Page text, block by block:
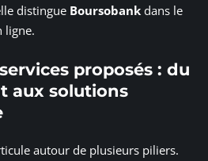
distingue Boursobank dans le
ligne.
proposés : du
aux solutions
autour de plusieurs piliers.